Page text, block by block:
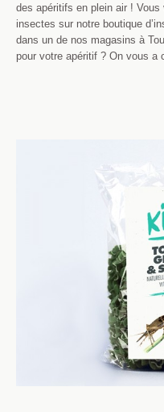
des apéritifs en plein air ! Vous
insectes sur notre boutique
dans un de nos magasins à
pour votre apéritif ? On vous a